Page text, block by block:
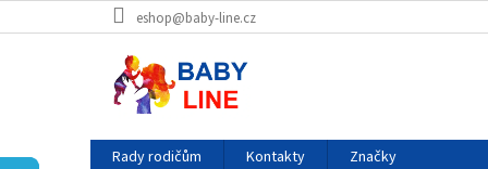
na
eshop@baby-line.cz
Rady rodičům Kontakty
Značky